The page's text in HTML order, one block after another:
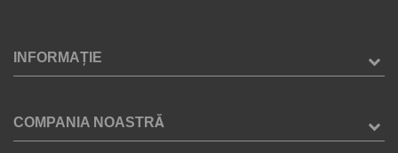
INFORMAȚIE
COMPANIA NOASTRĂ